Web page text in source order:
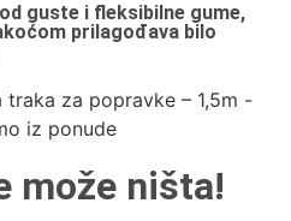
guste i fleksibilne gume,
prilagođava bilo
može ništa!